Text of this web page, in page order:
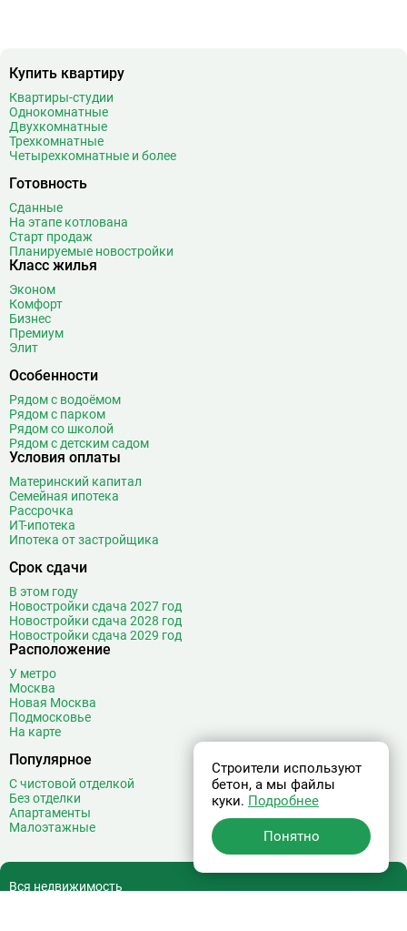
Бауманская
Беломорская
Белорусская
Беляево
Бибирево
Битцевский парк
Борисово
Боровицкая
Братиславская
Бульвар Дмитрия Донского
Бульвар Рокоссовского
Бунинская аллея
Бутырская
Варшавская
ВДНХ
Верхние Лихоборы
Водный стадион
Войковская
Волгоградский проспект
Волжская
Воробьёвы горы
Выставочная
Выставочный центр
Выхино
Г Генерала Тюленева
Д Давыдково
Купить квартиру
Квартиры-студии
Однокомнатные
Двухкомнатные
Трехкомнатные
Четырехкомнатные и более
Готовность
Сданные
На этапе котлована
Старт продаж
Планируемые новостройки
Класс жилья
Эконом
Комфорт
Бизнес
Премиум
Элит
Особенности
Рядом с водоёмом
Рядом с парком
Рядом со школой
Рядом с детским садом
Условия оплаты
Материнский капитал
Семейная ипотека
Рассрочка
ИТ-ипотека
Ипотека от застройщика
Срок сдачи
В этом году
Новостройки сдача 2027 год
Новостройки сдача 2028 год
Новостройки сдача 2029 год
Расположение
У метро
Москва
Новая Москва
Подмосковье
На карте
Популярное
С чистовой отделкой
Без отделки
Апартаменты
Малоэтажные
Вся недвижимость
Строители используют
бетон, а мы файлы
куки. Подробнее
Понятно